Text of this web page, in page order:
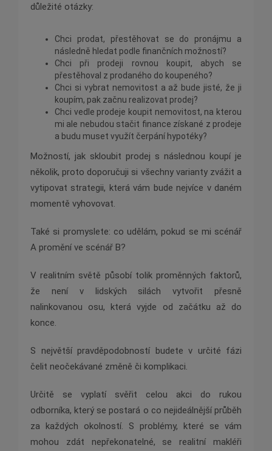
důležité otázky:
Chci prodat, přestěhovat se do pronájmu a
následně hledat podle finančních možností?
Chci při prodeji rovnou koupit, abych se
přestěhoval z prodaného do koupeného?
Chci si vybrat nemovitost a až bude jisté, že ji
koupím, pak začnu realizovat prodej?
Chci vedle prodeje koupit nemovitost, na kterou
mi ale nebudou stačit finance získané z prodeje
a budu muset využít čerpání hypotéky?
Možností, jak skloubit prodej s následnou koupí je
několik, proto doporučuji si všechny varianty zvážit a
vytipovat strategii, která vám bude nejvíce v daném
momentě vyhovovat.
Také si promyslete: co udělám, pokud se mi scénář
A promění ve scénář B?
V realitním světě působí tolik proměnných faktorů,
že není v lidských silách vytvořit přesně
nalinkovanou osu, která vyjde od začátku až do
konce.
S největší pravděpodobností budete v určité fázi
čelit neočekávané změně či komplikaci.
Určitě se vyplatí svěřit celou akci do rukou
odborníka, který se postará o co nejideálnější průběh
za každých okolností. S problémy, které se vám
mohou zdát nepřekonatelné, se realitní makléři